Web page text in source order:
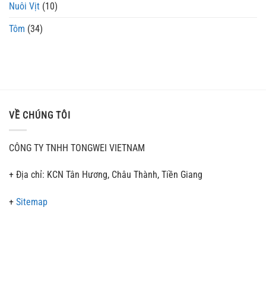
Nuôi Vịt (10)
Tôm (34)
VỀ CHÚNG TÔI
CÔNG TY TNHH TONGWEI VIETNAM
+ Địa chỉ: KCN Tân Hương, Châu Thành, Tiền Giang
+ Sitemap